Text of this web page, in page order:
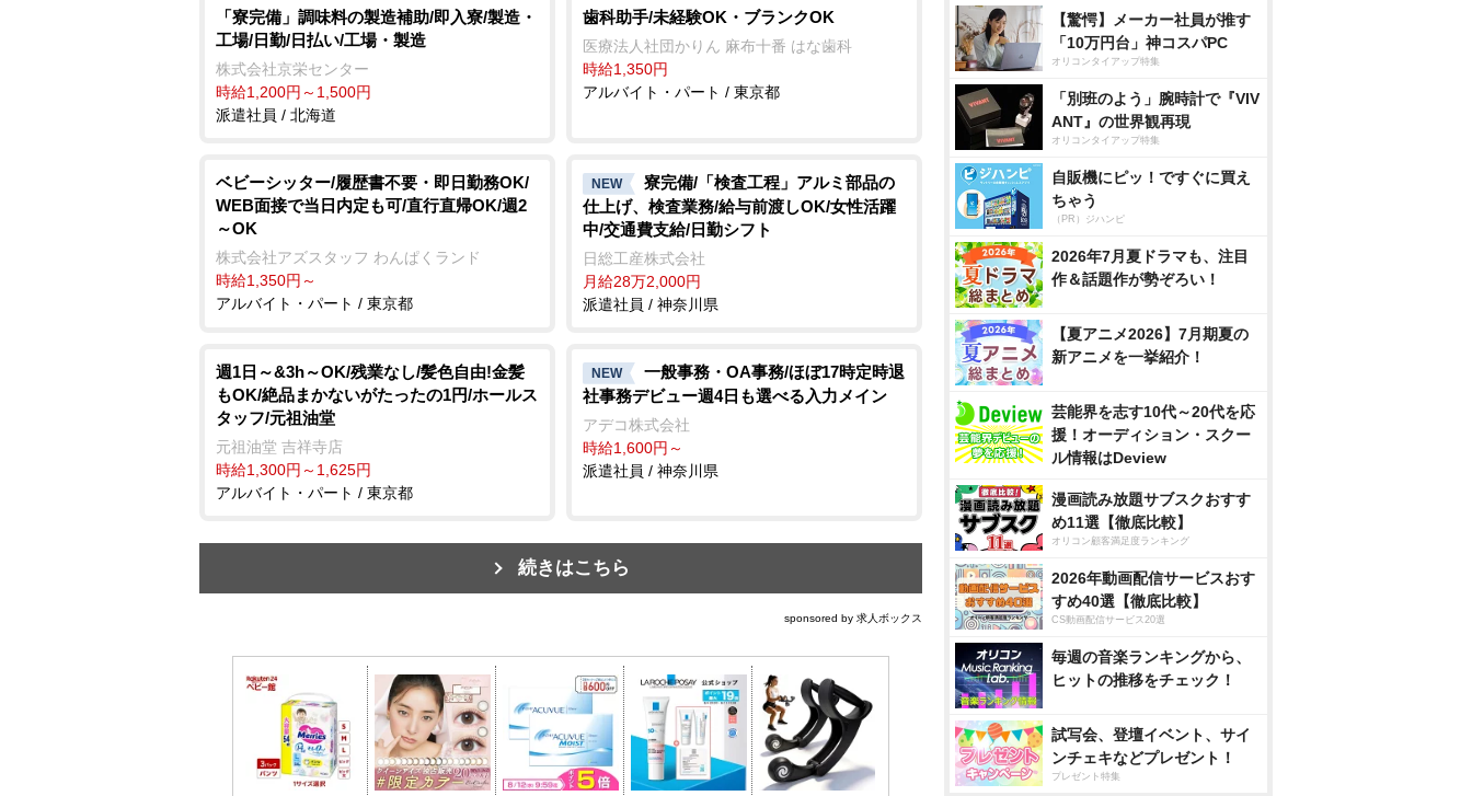
「寮完備」調味料の製造補助/即入寮/製造・
工場/日勤/日払い/工場・製造
株式会社京栄センター
時給1,200円～1,500円
派遣社員 / 北海道
歯科助手/未経験OK・ブランクOK
医療法人社団かりん 麻布十番 はな歯科
時給1,350円
アルバイト・パート / 東京都
ベビーシッター/履歴書不要・即日勤務OK/
WEB面接で当日内定も可/直行直帰OK/週2
～OK
株式会社アズスタッフ わんぱくランド
時給1,350円～
アルバイト・パート / 東京都
NEW
寮完備/「検査工程」アルミ部品の
仕上げ、検査業務/給与前渡しOK/女性活躍
中/交通費支給/日勤シフト
日総工産株式会社
月給28万2,000円
派遣社員 / 神奈川県
週1日～&3h～OK/残業なし/髪色自由!金髪
もOK/絶品まかないがたったの1円/ホールス
タッフ/元祖油堂
元祖油堂 吉祥寺店
時給1,300円～1,625円
アルバイト・パート / 東京都
NEW
一般事務・OA事務/ほぼ17時定時退
社事務デビュー週4日も選べる入力メイン
アデコ株式会社
時給1,600円～
派遣社員 / 神奈川県
続きはこちら
sponsored by 求人ボックス
【驚愕】メーカー社員が推す
「10万円台」神コスパPC
オリコンタイアップ特集
「別班のよう」腕時計で『VIV
ANT』の世界観再現
オリコンタイアップ特集
自販機にピッ！ですぐに買え
ちゃう
（PR）ジハンピ
2026年7月夏ドラマも、注目
作＆話題作が勢ぞろい！
【夏アニメ2026】7月期夏の
新アニメを一挙紹介！
芸能界を志す10代～20代を応
援！オーディション・スクー
ル情報はDeview
漫画読み放題サブスクおすす
め11選【徹底比較】
オリコン顧客満足度ランキング
2026年動画配信サービスおす
すめ40選【徹底比較】
CS動画配信サービス20選
毎週の音楽ランキングから、
ヒットの推移をチェック！
試写会、登壇イベント、サイ
ンチェキなどプレゼント！
プレゼント特集